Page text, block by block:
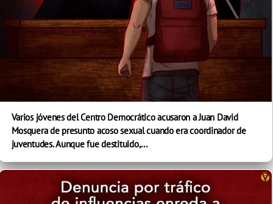
Varios jóvenes del Centro Democrático acusaron a Juan David
Mosquera de presunto acoso sexual cuando era coordinador de
juventudes. Aunque fue destituido,...